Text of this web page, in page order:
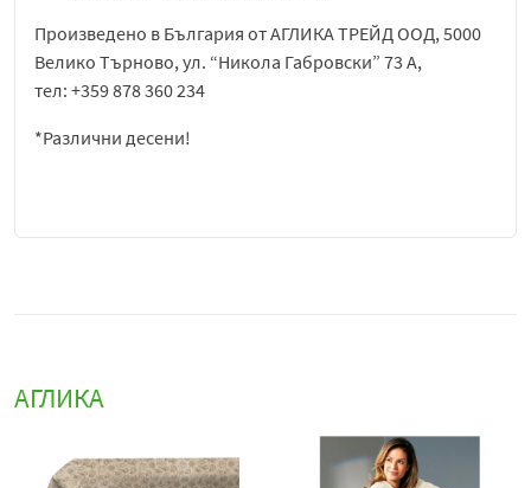
Произведено в България от АГЛИКА ТРЕЙД ООД, 5000
Велико Търново, ул. “Никола Габровски” 73 A,
тел: +359 878 360 234
*Различни десени!
АГЛИКА